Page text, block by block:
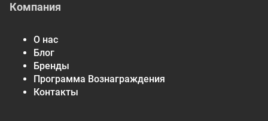
Компания
О нас
Блог
Бренды
Программа Вознаграждения
Контакты